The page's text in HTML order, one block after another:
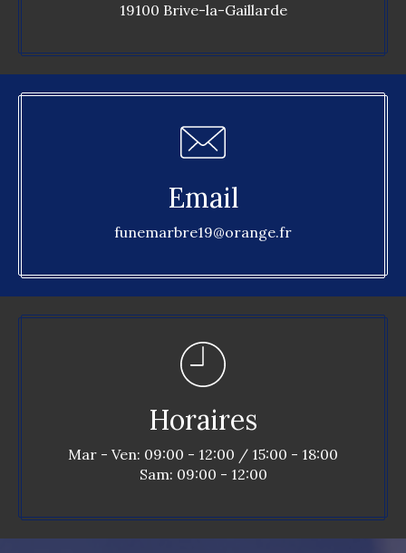
19100 Brive-la-Gaillarde
Email
funemarbre19@orange.fr
Horaires
Mar - Ven: 09:00 - 12:00 / 15:00 - 18:00
Sam: 09:00 - 12:00